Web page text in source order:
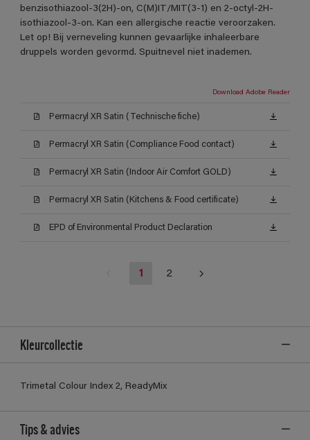
benzisothiazool-3(2H)-on, C(M)IT/MIT(3-1) en 2-octyl-2H-
isothiazool-3-on. Kan een allergische reactie veroorzaken.
Let op! Bij verneveling kunnen gevaarlijke inhaleerbare
druppels worden gevormd. Spuitnevel niet inademen.
Download Adobe Reader
Permacryl XR Satin (Technische fiche)
Permacryl XR Satin (Compliance Food contact)
Permacryl XR Satin (Indoor Air Comfort GOLD)
Permacryl XR Satin (Kitchens & Food certificate)
EPD of Environmental Product Declaration
1 2
Kleurcollectie
Trimetal Colour Index 2, ReadyMix
Tips & advies